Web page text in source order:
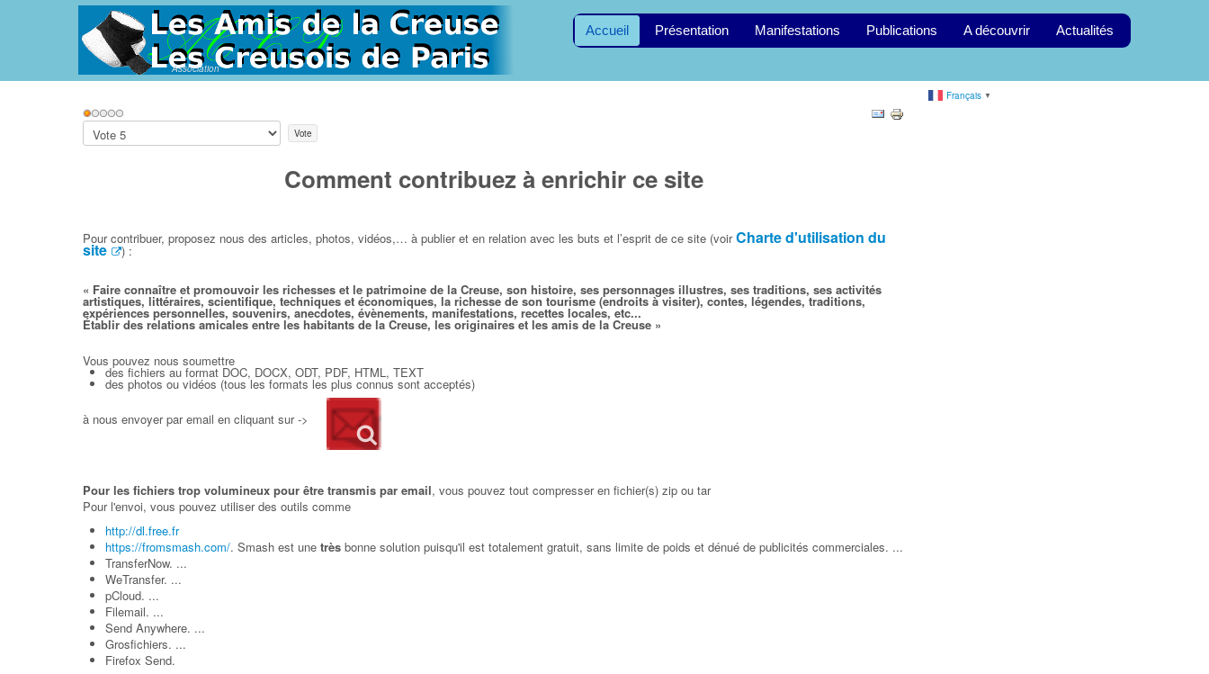
Association
Accueil Présentation Manifestations Publications A découvrir Actualités
Vote
utilisateur:
Veuillez
voter
Comment contribuez à enrichir ce site
Pour contribuer, proposez nous des articles, photos, vidéos,… à publier et en relation avec les buts et l’esprit de ce site (voirCharte d'utilisation du
site ) :
« Faire connaître et promouvoir les richesses et le patrimoine de la Creuse, son histoire, ses personnages illustres, ses traditions, ses activités
artistiques, littéraires, scientifique, techniques et économiques, la richesse de son tourisme (endroits à visiter), contes, légendes, traditions,
expériences personnelles, souvenirs, anecdotes, évènements, manifestations, recettes locales, etc...
Établir des relations amicales entre les habitants de la Creuse, les originaires et les amis de la Creuse »
Vous pouvez nous soumettre
des fichiers au format DOC, DOCX, ODT, PDF, HTML, TEXT
des photos ou vidéos (tous les formats les plus connus sont acceptés)
à nous envoyer par email en cliquant sur ->
Pour les fichiers trop volumineux pour être transmis par email, vous pouvez tout compresser en fichier(s) zip ou tar
Pour l'envoi, vous pouvez utiliser des outils comme
http://dl.free.fr
https://fromsmash.com/. Smash est une très bonne solution puisqu'il est totalement gratuit, sans limite de poids et dénué de publicités commerciales. ...
TransferNow. ...
WeTransfer. ...
pCloud. ...
Filemail. ...
Send Anywhere. ...
Grosfichiers. ...
Firefox Send.
Français ▼